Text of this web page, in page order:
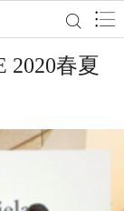
2020春夏